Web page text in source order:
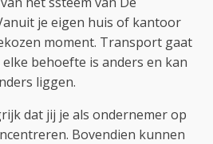
je eigen huis of kantoor
moment. Transport gaat
behoefte is anders en kan
liggen.
dat jij je als ondernemer op
Bovendien kunnen